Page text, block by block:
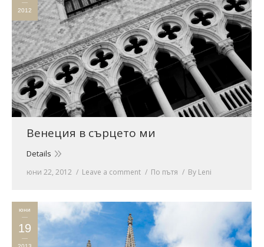
2012
Венеция в сърцето ми
Details
юни 22, 2012 Leave a comment По пътя By Leni
юни
19